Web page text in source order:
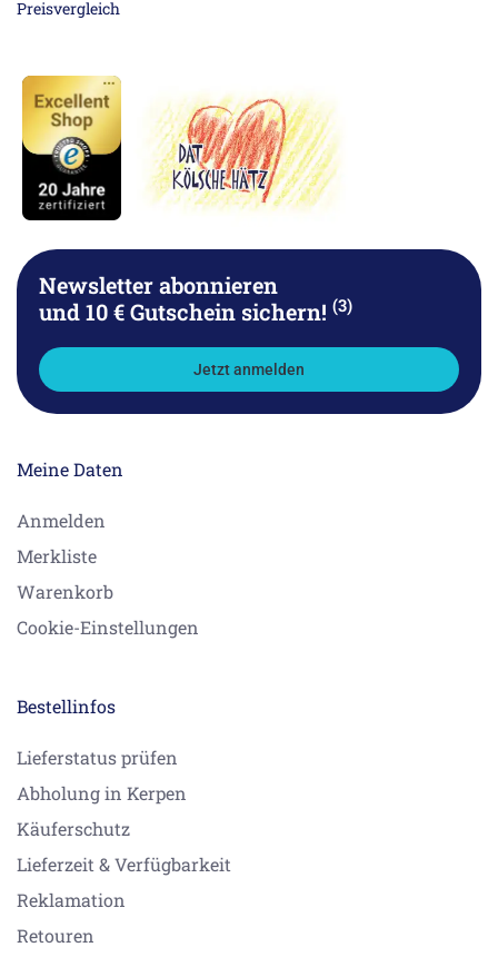
Newsletter abonnieren
und 10 € Gutschein sichern! (3)
Jetzt anmelden
Meine Daten
Anmelden
Merkliste
Warenkorb
Cookie-Einstellungen
Bestellinfos
Lieferstatus prüfen
Abholung in Kerpen
Käuferschutz
Lieferzeit & Verfügbarkeit
Reklamation
Retouren